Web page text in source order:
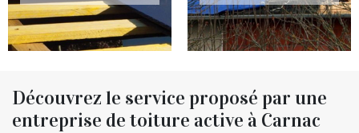
Découvrez le service proposé par une
entreprise de toiture active à Carnac